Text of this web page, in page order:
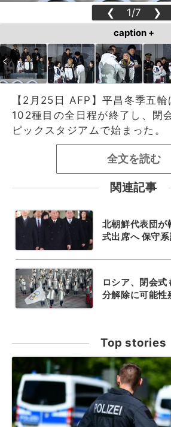
❮ 1/7 ❯
caption +
【2月25日 AFP】平昌冬季五
102種目の全日程が終了し、閉
ピックスタジアムで始まった。
全文を読む
関連記事
北朝鮮代表団が
式出席へ 保守
ロシア、閉会
分解除に可能性
Top stories